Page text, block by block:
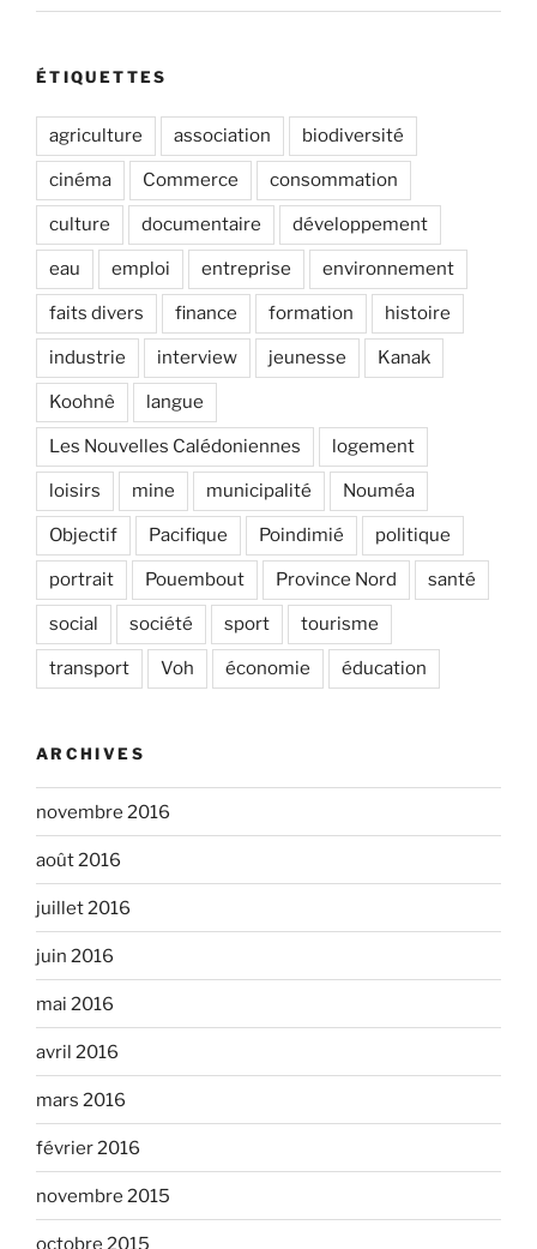
ÉTIQUETTES
agriculture association biodiversité
cinéma Commerce consommation
culture documentaire développement
eau emploi entreprise environnement
faits divers finance formation histoire
industrie interview jeunesse Kanak
Koohnê langue
Les Nouvelles Calédoniennes logement
loisirs mine municipalité Nouméa
Objectif Pacifique Poindimié politique
portrait Pouembout Province Nord santé
social société sport tourisme
transport Voh économie éducation
ARCHIVES
novembre 2016
août 2016
juillet 2016
juin 2016
mai 2016
avril 2016
mars 2016
février 2016
novembre 2015
octobre 2015